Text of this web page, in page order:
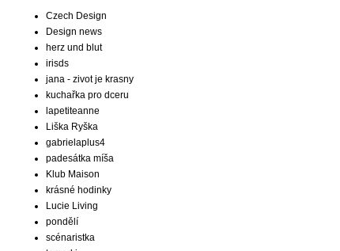
Czech Design
Design news
herz und blut
irisds
jana - zivot je krasny
kuchařka pro dceru
lapetiteanne
Liška Ryška
gabrielaplus4
padesátka míša
Klub Maison
krásné hodinky
Lucie Living
pondělí
scénaristka